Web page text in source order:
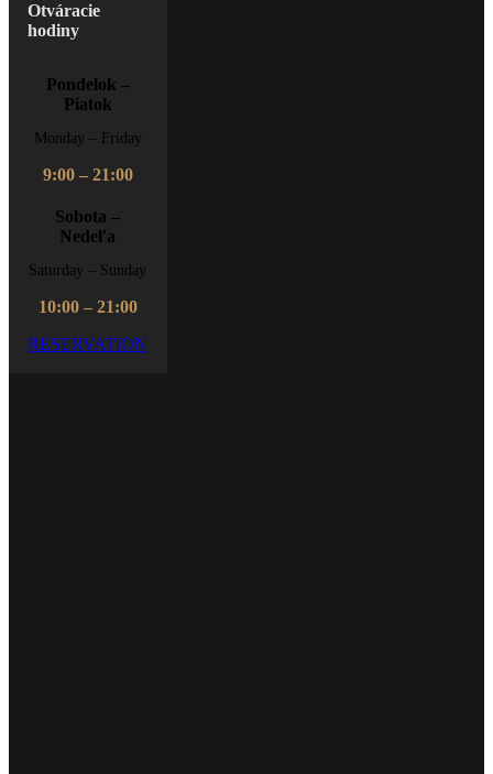
Otváracie
hodiny
Pondelok –
Piatok
Monday – Friday
9:00 – 21:00
Sobota –
Nedeľa
Saturday – Sunday
10:00 – 21:00
RESERVATION